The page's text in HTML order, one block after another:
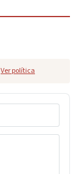
Ver política